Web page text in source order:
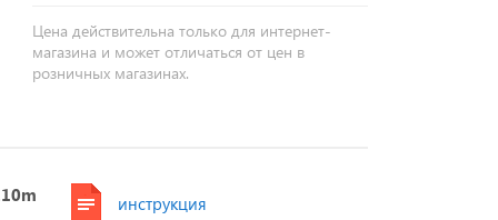
Цена действительна только для интернет-
магазина и может отличаться от цен в
розничных магазинах.
инструкция